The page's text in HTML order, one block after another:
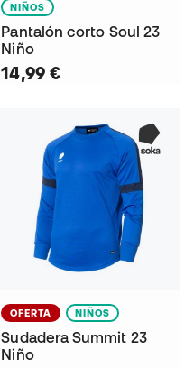
NIÑOS
Pantalón corto Soul 23
Niño
14,99 €
OFERTA NIÑOS
Sudadera Summit 23
Niño